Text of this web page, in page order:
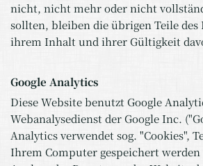
nicht, nicht mehr oder nicht
sollten, bleiben die übrigen Teile des
ihrem Inhalt und ihrer Gültigkeit
Google Analytics
Diese Website benutzt Google
Webanalysedienst der Google Inc.
Analytics verwendet sog. "Cookies",
Ihrem Computer gespeichert werden